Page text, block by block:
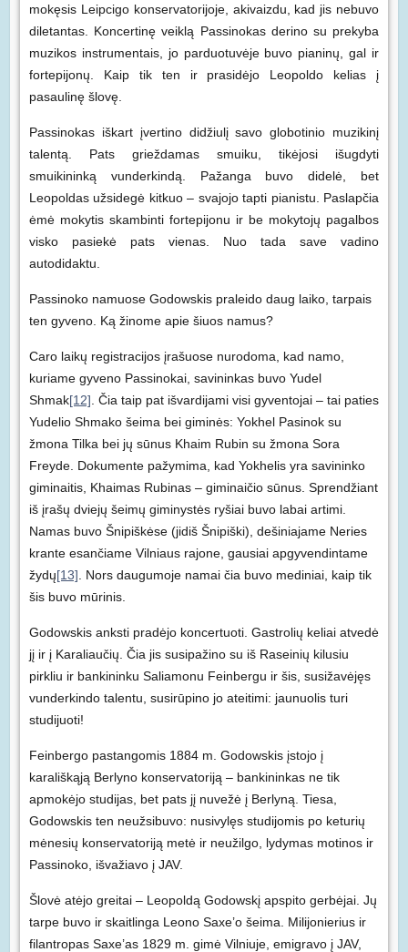
mokęsis Leipcigo konservatorijoje, akivaizdu, kad jis nebuvo
diletantas. Koncertinę veiklą Passinokas derino su prekyba
muzikos instrumentais, jo parduotuvėje buvo pianinų, gal ir
fortepijonų. Kaip tik ten ir prasidėjo Leopoldo kelias į
pasaulinę šlovę.
Passinokas iškart įvertino didžiulį savo globotinio muzikinį
talentą. Pats grieždamas smuiku, tikėjosi išugdyti
smuikininką vunderkindą. Pažanga buvo didelė, bet
Leopoldas užsidegė kitkuo – svajojo tapti pianistu. Paslapčia
ėmė mokytis skambinti fortepijonu ir be mokytojų pagalbos
visko pasiekė pats vienas. Nuo tada save vadino
autodidaktu.
Passinoko namuose Godowskis praleido daug laiko, tarpais
ten gyveno. Ką žinome apie šiuos namus?
Caro laikų registracijos įrašuose nurodoma, kad namo,
kuriame gyveno Passinokai, savininkas buvo Yudel
Shmak[12] . Čia taip pat išvardijami visi gyventojai – tai paties
Yudelio Shmako šeima bei giminės: Yokhel Pasinok su
žmona Tilka bei jų sūnus Khaim Rubin su žmona Sora
Freyde. Dokumente pažymima, kad Yokhelis yra savininko
giminaitis, Khaimas Rubinas – giminaičio sūnus. Sprendžiant
iš įrašų dviejų šeimų giminystės ryšiai buvo labai artimi.
Namas buvo Šnipiškėse (jidiš Šnipiški), dešiniajame Neries
krante esančiame Vilniaus rajone, gausiai apgyvendintame
žydų[13] . Nors daugumoje namai čia buvo mediniai, kaip tik
šis buvo mūrinis.
Godowskis anksti pradėjo koncertuoti. Gastrolių keliai atvedė
jį ir į Karaliaučių. Čia jis susipažino su iš Raseinių kilusiu
pirkliu ir bankininku Saliamonu Feinbergu ir šis, susižavėjęs
vunderkindo talentu, susirūpino jo ateitimi: jaunuolis turi
studijuoti!
Feinbergo pastangomis 1884 m. Godowskis įstojo į
karališkąją Berlyno konservatoriją – bankininkas ne tik
apmokėjo studijas, bet pats jį nuvežė į Berlyną. Tiesa,
Godowskis ten neužsibuvo: nusivylęs studijomis po keturių
mėnesių konservatoriją metė ir neužilgo, lydymas motinos ir
Passinoko, išvažiavo į JAV.
Šlovė atėjo greitai – Leopoldą Godowskį apspito gerbėjai. Jų
tarpe buvo ir skaitlinga Leono Saxe’o šeima. Milijonierius ir
filantropas Saxe’as 1829 m. gimė Vilniuje, emigravo į JAV,